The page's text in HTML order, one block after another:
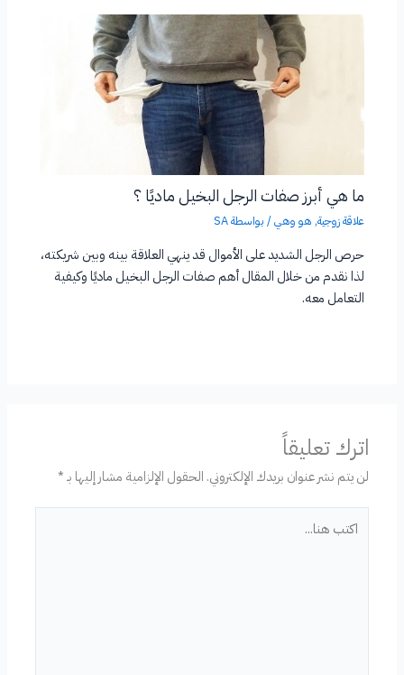
ما هي أبرز صفات الرجل البخيل ماديًا ؟
علاقة زوجية, هو وهي/ بواسطةSA
حرص الرجل الشديد على الأموال قد ينهي العلاقة بينه وبين شريكته،
لذا نقدم من خلال المقال أهم صفات الرجل البخيل ماديًا وكيفية
التعامل معه.
اترك تعليقاً
لن يتم نشر عنوان بريدك الإلكتروني. الحقول الإلزامية مشار إليها بـ*
هنا...